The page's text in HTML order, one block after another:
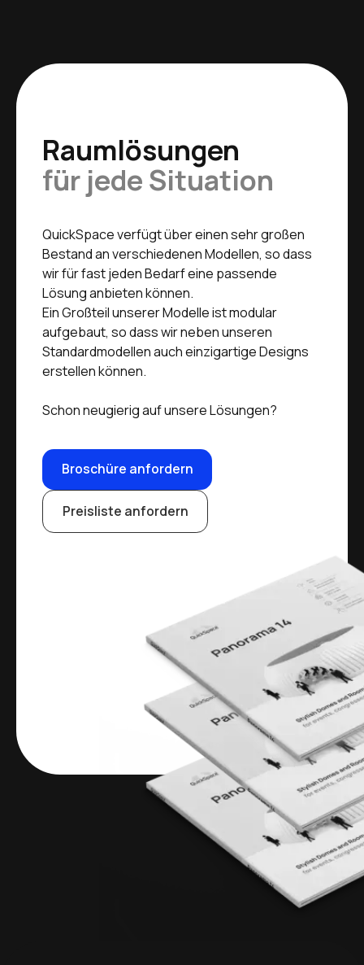
Raumlösungen
für jede Situation
QuickSpace verfügt über einen sehr großen
Bestand an verschiedenen Modellen, so dass
wir für fast jeden Bedarf eine passende
Lösung anbieten können.
Ein Großteil unserer Modelle ist modular
aufgebaut, so dass wir neben unseren
Standardmodellen auch einzigartige Designs
erstellen können.
Schon neugierig auf unsere Lösungen?
Broschüre anfordern
Preisliste anfordern